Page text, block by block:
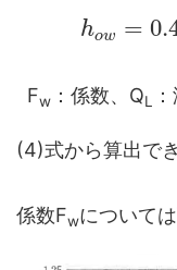
how =
Fw ：係数、QL
(4)式から算出で
係数Fwについて